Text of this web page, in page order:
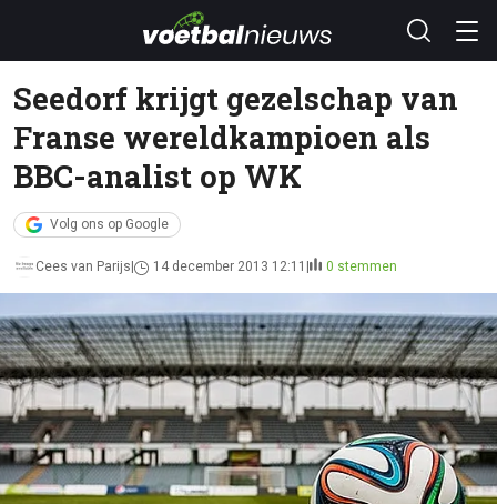
Seedorf krijgt gezelschap van
Franse wereldkampioen als
BBC-analist op WK
Volg ons op Google
Cees van Parijs 14 december 2013 12:11 0 stemmen